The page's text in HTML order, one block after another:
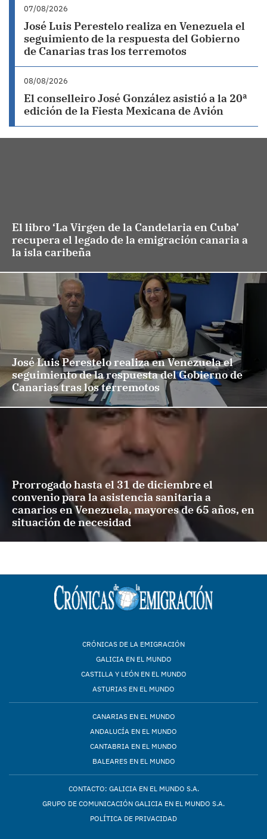
07/08/2026
José Luis Perestelo realiza en Venezuela el
seguimiento de la respuesta del Gobierno
de Canarias tras los terremotos
08/08/2026
El conselleiro José González asistió a la 20ª
edición de la Fiesta Mexicana de Avión
El libro ‘La Virgen de la Candelaria en Cuba’
recupera el legado de la emigración canaria a
la isla caribeña
José Luis Perestelo realiza en Venezuela el
seguimiento de la respuesta del Gobierno de
Canarias tras los terremotos
Prorrogado hasta el 31 de diciembre el
convenio para la asistencia sanitaria a
canarios en Venezuela, mayores de 65 años, en
situación de necesidad
CRÓNICAS DE LA EMIGRACIÓN
GALICIA EN EL MUNDO
CASTILLA Y LEÓN EN EL MUNDO
ASTURIAS EN EL MUNDO
CANARIAS EN EL MUNDO
ANDALUCÍA EN EL MUNDO
CANTABRIA EN EL MUNDO
BALEARES EN EL MUNDO
CONTACTO: GALICIA EN EL MUNDO S.A.
GRUPO DE COMUNICACIÓN GALICIA EN EL MUNDO S.A.
POLÍTICA DE PRIVACIDAD